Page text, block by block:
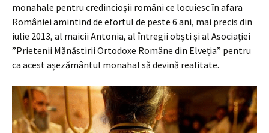
monahale pentru credincioșii români ce locuiesc în afara
României amintind de efortul de peste 6 ani, mai precis din
iulie 2013, al maicii Antonia, al întregii obști și al Asociației
”Prietenii Mănăstirii Ortodoxe Române din Elveția” pentru
ca acest așezământul monahal să devină realitate.